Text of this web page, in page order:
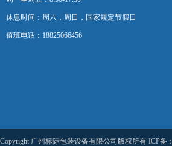
休息时间：周六，周日，国家规定节假日
值班电话：18825066456
Copyright 广州标际包装设备有限公司版权所有 ICP备：